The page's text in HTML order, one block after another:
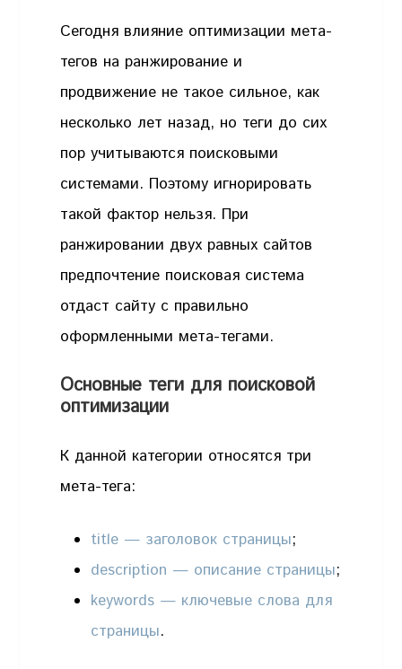
Сегодня влияние оптимизации мета-
тегов на ранжирование и
продвижение не такое сильное, как
несколько лет назад, но теги до сих
пор учитываются поисковыми
системами. Поэтому игнорировать
такой фактор нельзя. При
ранжировании двух равных сайтов
предпочтение поисковая система
отдаст сайту с правильно
оформленными мета-тегами.
Основные теги для поисковой
оптимизации
К данной категории относятся три
мета-тега:
title — заголовок страницы;
description — описание страницы;
keywords — ключевые слова для
страницы.